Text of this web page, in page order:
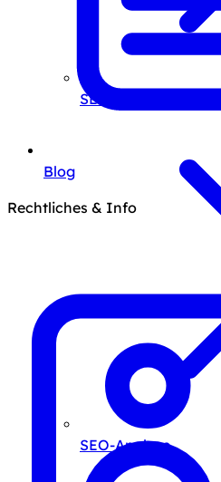
SEO-Beratung
SEO-Analyse
Blog
Rechtliches & Info